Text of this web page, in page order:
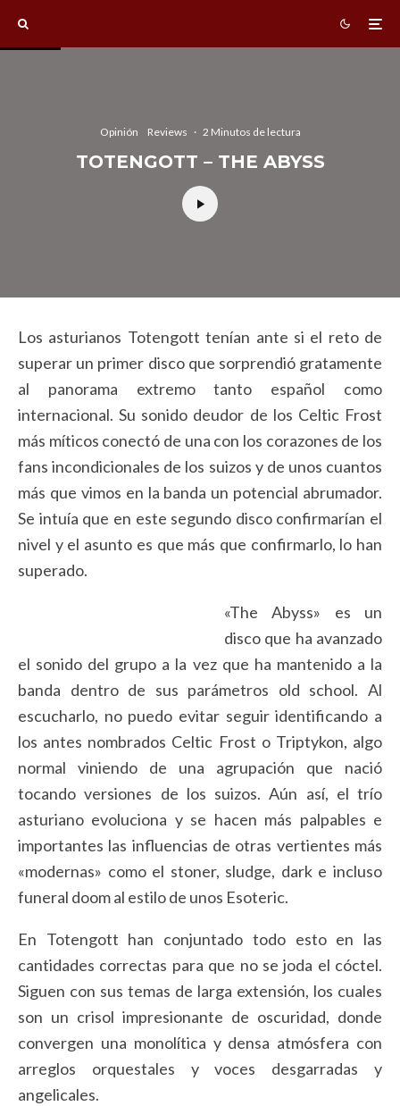
Opinión Reviews · 2 Minutos de lectura
TOTENGOTT – THE ABYSS
Los asturianos Totengott tenían ante si el reto de
superar un primer disco que sorprendió gratamente
al panorama extremo tanto español como
internacional. Su sonido deudor de los Celtic Frost
más míticos conectó de una con los corazones de los
fans incondicionales de los suizos y de unos cuantos
más que vimos en la banda un potencial abrumador.
Se intuía que en este segundo disco confirmarían el
nivel y el asunto es que más que confirmarlo, lo han
superado.
«The Abyss» es un
disco que ha avanzado
el sonido del grupo a la vez que ha mantenido a la
banda dentro de sus parámetros old school. Al
escucharlo, no puedo evitar seguir identificando a
los antes nombrados Celtic Frost o Triptykon, algo
normal viniendo de una agrupación que nació
tocando versiones de los suizos. Aún así, el trío
asturiano evoluciona y se hacen más palpables e
importantes las influencias de otras vertientes más
«modernas» como el stoner, sludge, dark e incluso
funeral doom al estilo de unos Esoteric.
En Totengott han conjuntado todo esto en las
cantidades correctas para que no se joda el cóctel.
Siguen con sus temas de larga extensión, los cuales
son un crisol impresionante de oscuridad, donde
convergen una monolítica y densa atmósfera con
arreglos orquestales y voces desgarradas y
angelicales.